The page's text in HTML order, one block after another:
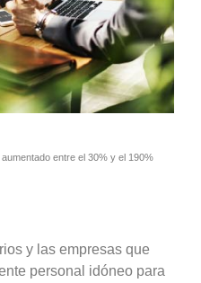
entre el 30% y el 190%
y las empresas que
personal idóneo para